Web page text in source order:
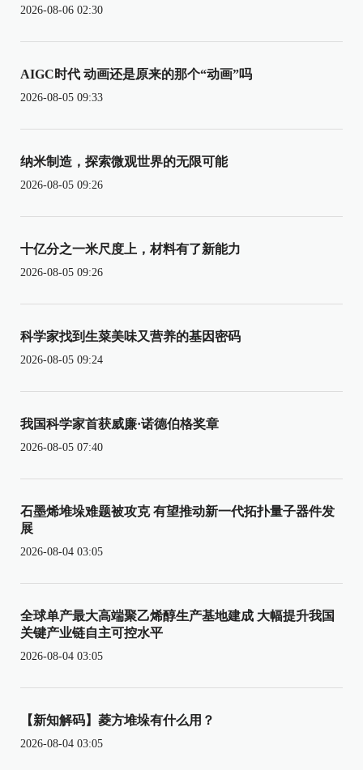
2026-08-06 02:30
AIGC时代 动画还是原来的那个“动画”吗
2026-08-05 09:33
纳米制造，探索微观世界的无限可能
2026-08-05 09:26
十亿分之一米尺度上，材料有了新能力
2026-08-05 09:26
科学家找到生菜美味又营养的基因密码
2026-08-05 09:24
我国科学家首获威廉·诺德伯格奖章
2026-08-05 07:40
石墨烯堆垛难题被攻克 有望推动新一代拓扑量子器件发
展
2026-08-04 03:05
全球单产最大高端聚乙烯醇生产基地建成 大幅提升我国
关键产业链自主可控水平
2026-08-04 03:05
【新知解码】菱方堆垛有什么用？
2026-08-04 03:05